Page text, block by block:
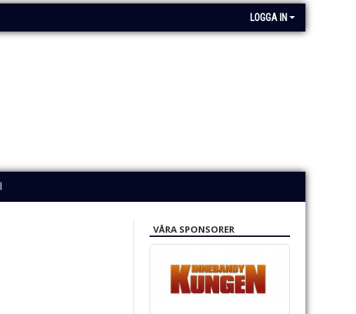
LOGGA IN
VÅRA SPONSORER